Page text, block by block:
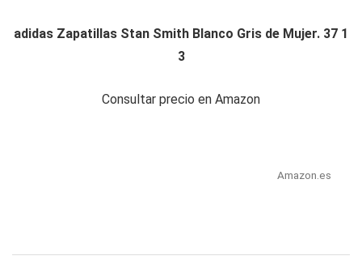
adidas Zapatillas Stan Smith Blanco Gris de Mujer. 37 1
3
Consultar precio en Amazon
Amazon.es